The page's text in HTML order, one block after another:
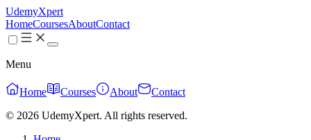
UdemyXpert
HomeCoursesAboutContact
Menu
Home Courses About
Contact
© 2026 UdemyXpert. All rights reserved.